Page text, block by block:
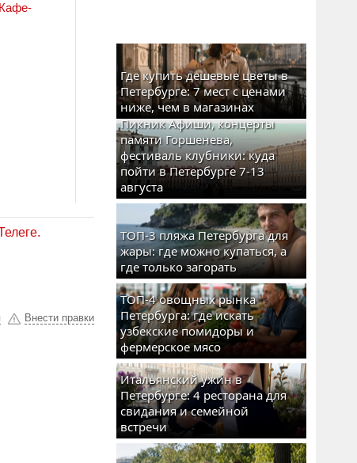
Кафе-
Внести правки
Где купить дешевые цветы в
Петербурге: 7 мест с ценами
ниже, чем в магазинах
Пикник Афиши, концерты
памяти Горшенева,
фестиваль клубники: куда
пойти в Петербурге 7-13
августа
ТОП-3 пляжа Петербурга для
жары: где можно купаться, а
где только загорать
ТОП-4 овощных рынка
Петербурга: где искать
узбекские помидоры и
фермерское мясо
Итальянский ужин в
Петербурге: 4 ресторана для
свидания и семейной
встречи